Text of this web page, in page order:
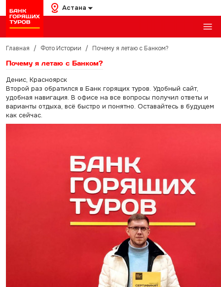
Астана
Главная / Фото Истории / Почему я летаю с Банком?
Почему я летаю с Банком?
Денис, Красноярск
Второй раз обратился в Банк горящих туров. Удобный сайт,
удобная навигация. В офисе на все вопросы получил ответы и
варианты отдыха, всё быстро и понятно. Оставайтесь в будущем
как сейчас.